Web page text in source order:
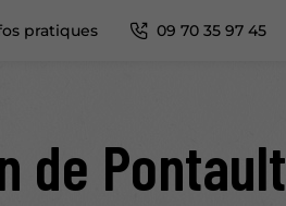
pratiques 09 70 35 97 45
de